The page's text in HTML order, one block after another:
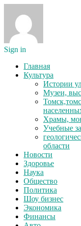
Sign in
Главная
Культура
Истории
Музеи,
Храмы,
Учебные
области
Новости
Здоровье
Наука
Общество
Политика
Шоу бизнес
Экономика
Финансы